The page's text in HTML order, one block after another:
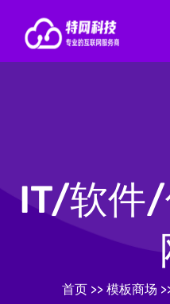
IT/软件
首页 >> 模板商场